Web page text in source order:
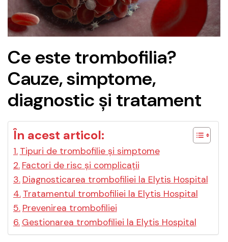
Ce este trombofilia?
Cauze, simptome,
diagnostic și tratament
În acest articol:
Tipuri de trombofilie și simptome
Factori de risc și complicații
Diagnosticarea trombofiliei la Elytis Hospital
Tratamentul trombofiliei la Elytis Hospital
Prevenirea trombofiliei
Gestionarea trombofiliei la Elytis Hospital